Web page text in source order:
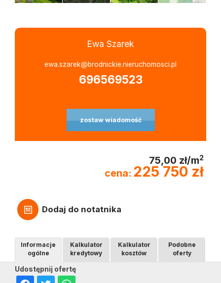
Ewa Szarek
ewa.szarek@brodnickie.nieruchomosci.pl
696569523
zostaw wiadomość
75,00 zł/m2
cena: 225 750 zł
Dodaj do notatnika
Udostępnij ofertę
Informacje
ogólne
Kalkulator
kredytowy
Kalkulator
kosztów
Podobne
oferty